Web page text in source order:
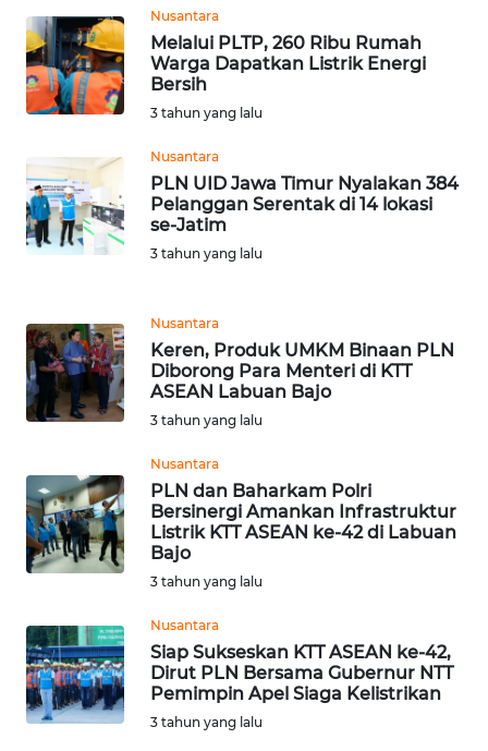
Nusantara
Melalui PLTP, 260 Ribu Rumah
Warga Dapatkan Listrik Energi
Bersih
3 tahun yang lalu
Nusantara
PLN UID Jawa Timur Nyalakan 384
Pelanggan Serentak di 14 lokasi
se-Jatim
3 tahun yang lalu
Nusantara
Keren, Produk UMKM Binaan PLN
Diborong Para Menteri di KTT
ASEAN Labuan Bajo
3 tahun yang lalu
Nusantara
PLN dan Baharkam Polri
Bersinergi Amankan Infrastruktur
Listrik KTT ASEAN ke-42 di Labuan
Bajo
3 tahun yang lalu
Nusantara
Siap Sukseskan KTT ASEAN ke-42,
Dirut PLN Bersama Gubernur NTT
Pemimpin Apel Siaga Kelistrikan
3 tahun yang lalu
WN
BEKASI
WN
DEPOK
UTARA
WN
SAMOSIR
WN
PADANG
LAWAS
WN
WN
CIANJUR